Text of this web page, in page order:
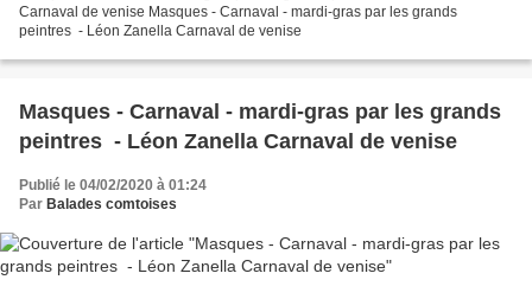
Carnaval de venise Masques - Carnaval - mardi-gras par les grands
peintres - Léon Zanella Carnaval de venise
Masques - Carnaval - mardi-gras par les grands
peintres - Léon Zanella Carnaval de venise
Publié le 04/02/2020 à 01:24
Par Balades comtoises